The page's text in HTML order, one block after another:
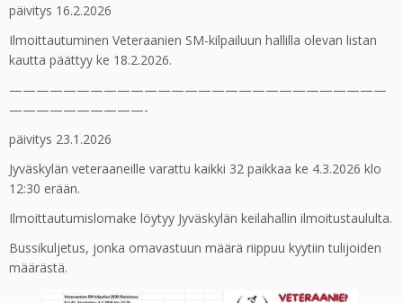
päivitys 16.2.2026
Ilmoittautuminen Veteraanien SM-kilpailuun hallilla olevan listan
kautta päättyy ke 18.2.2026.
————————————————————————————
——————————-
päivitys 23.1.2026
Jyväskylän veteraaneille varattu kaikki 32 paikkaa ke 4.3.2026 klo
12:30 erään.
Ilmoittautumislomake löytyy Jyväskylän keilahallin ilmoitustaululta.
Bussikuljetus, jonka omavastuun määrä riippuu kyytiin tulijoiden
määrästä.